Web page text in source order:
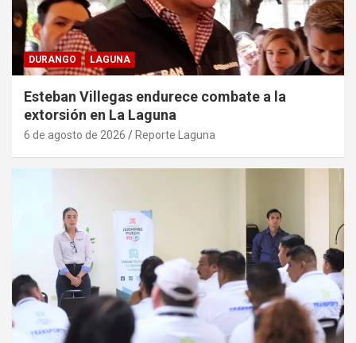
DURANGO LAGUNA
Esteban Villegas endurece combate a la
extorsión en La Laguna
6 de agosto de 2026 Reporte Laguna